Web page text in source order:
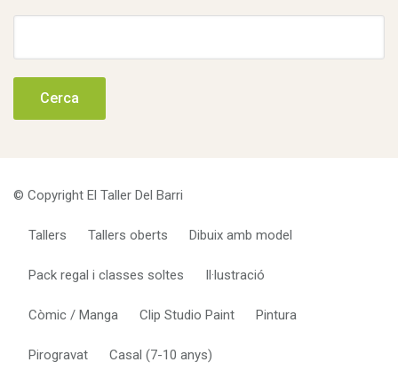
© Copyright El Taller Del Barri
Tallers Tallers oberts Dibuix amb model
Pack regal i classes soltes Il·lustració
Còmic / Manga Clip Studio Paint Pintura
Pirogravat Casal (7-10 anys)